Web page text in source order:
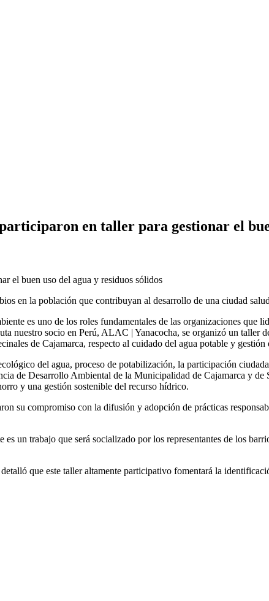
en taller para gestionar el
en la población que contribuyan al desarrollo de una ciudad
es uno de los roles fundamentales de las organizaciones que
nuestro socio en Perú, ALAC | Yanacocha, se organizó un taller
de Cajamarca, respecto al cuidado del agua potable y gestión
del agua, proceso de potabilización, la participación
de Desarrollo Ambiental de la Municipalidad de Cajamarca y
y una gestión sostenible del recurso hídrico.
su compromiso con la difusión y adopción de prácticas
un trabajo que será socializado por los representantes de los
que este taller altamente participativo fomentará la